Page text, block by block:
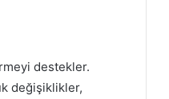
destekler.
değişiklikler,